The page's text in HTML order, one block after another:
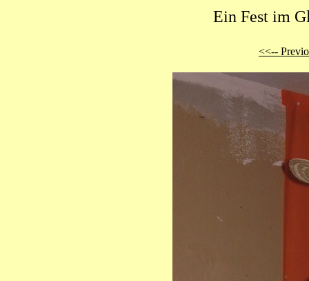
Ein Fest im
<<--